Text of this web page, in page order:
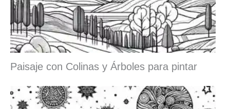
Paisaje con Colinas y Árboles para pintar